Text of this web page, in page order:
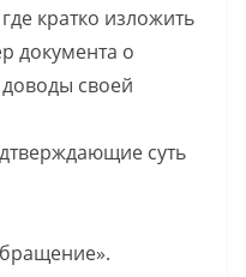
кратко изложить
документа о
своей
суть